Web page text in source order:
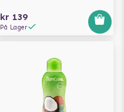
kr 139
På Lager